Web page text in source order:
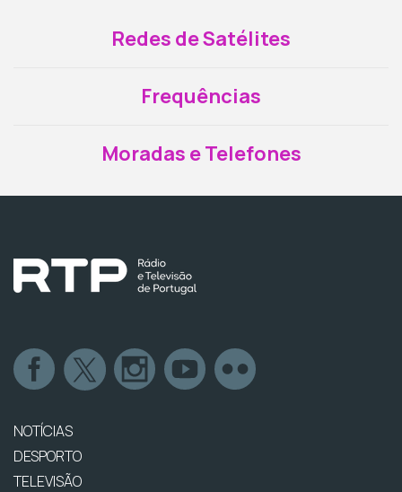
Redes de Satélites
Frequências
Moradas e Telefones
NOTÍCIAS
DESPORTO
TELEVISÃO